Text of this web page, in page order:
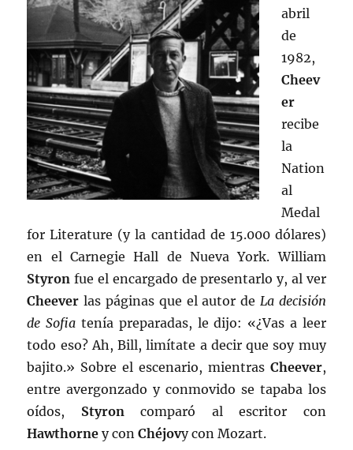
abril
de
1982,
Cheev
er
recibe
la
Nation
al
Medal
for Literature (y la cantidad de 15.000 dólares)
en el Carnegie Hall de Nueva York. William
Styron fue el encargado de presentarlo y, al ver
Cheever las páginas que el autor de La decisión
de Sofia tenía preparadas, le dijo: «¿Vas a leer
todo eso? Ah, Bill, limítate a decir que soy muy
bajito.» Sobre el escenario, mientras Cheever,
entre avergonzado y conmovido se tapaba los
oídos, Styroncomparó al escritor con
Hawthorne y conChéjovy con Mozart.